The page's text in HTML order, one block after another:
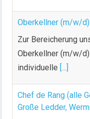
Oberkellner (m/w/
Zur Bereicherung
Oberkellner (m/w/
individuelle [...]
Chef de Rang (alle
Große Ledder,